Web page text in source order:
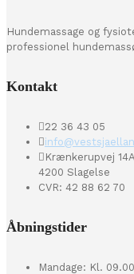
Hundemassage og
professionel
Kontakt
22 36 43 05
Krænkerupvej 14A
4200 Slagelse
CVR: 42 88 62 70
Åbningstider
Mandage: Kl.